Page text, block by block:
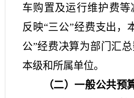
车购置及运行维护费等
反映“三公”经费支出，
公”经费决算为部门汇
本级和所属单位。
（二）一般公共预